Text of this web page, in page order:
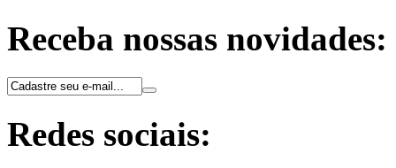
Receba nossas novidades:
Redes sociais: